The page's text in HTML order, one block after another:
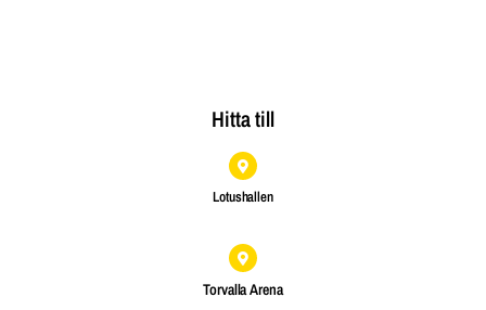
Hitta till
Lotushallen
Torvalla Arena